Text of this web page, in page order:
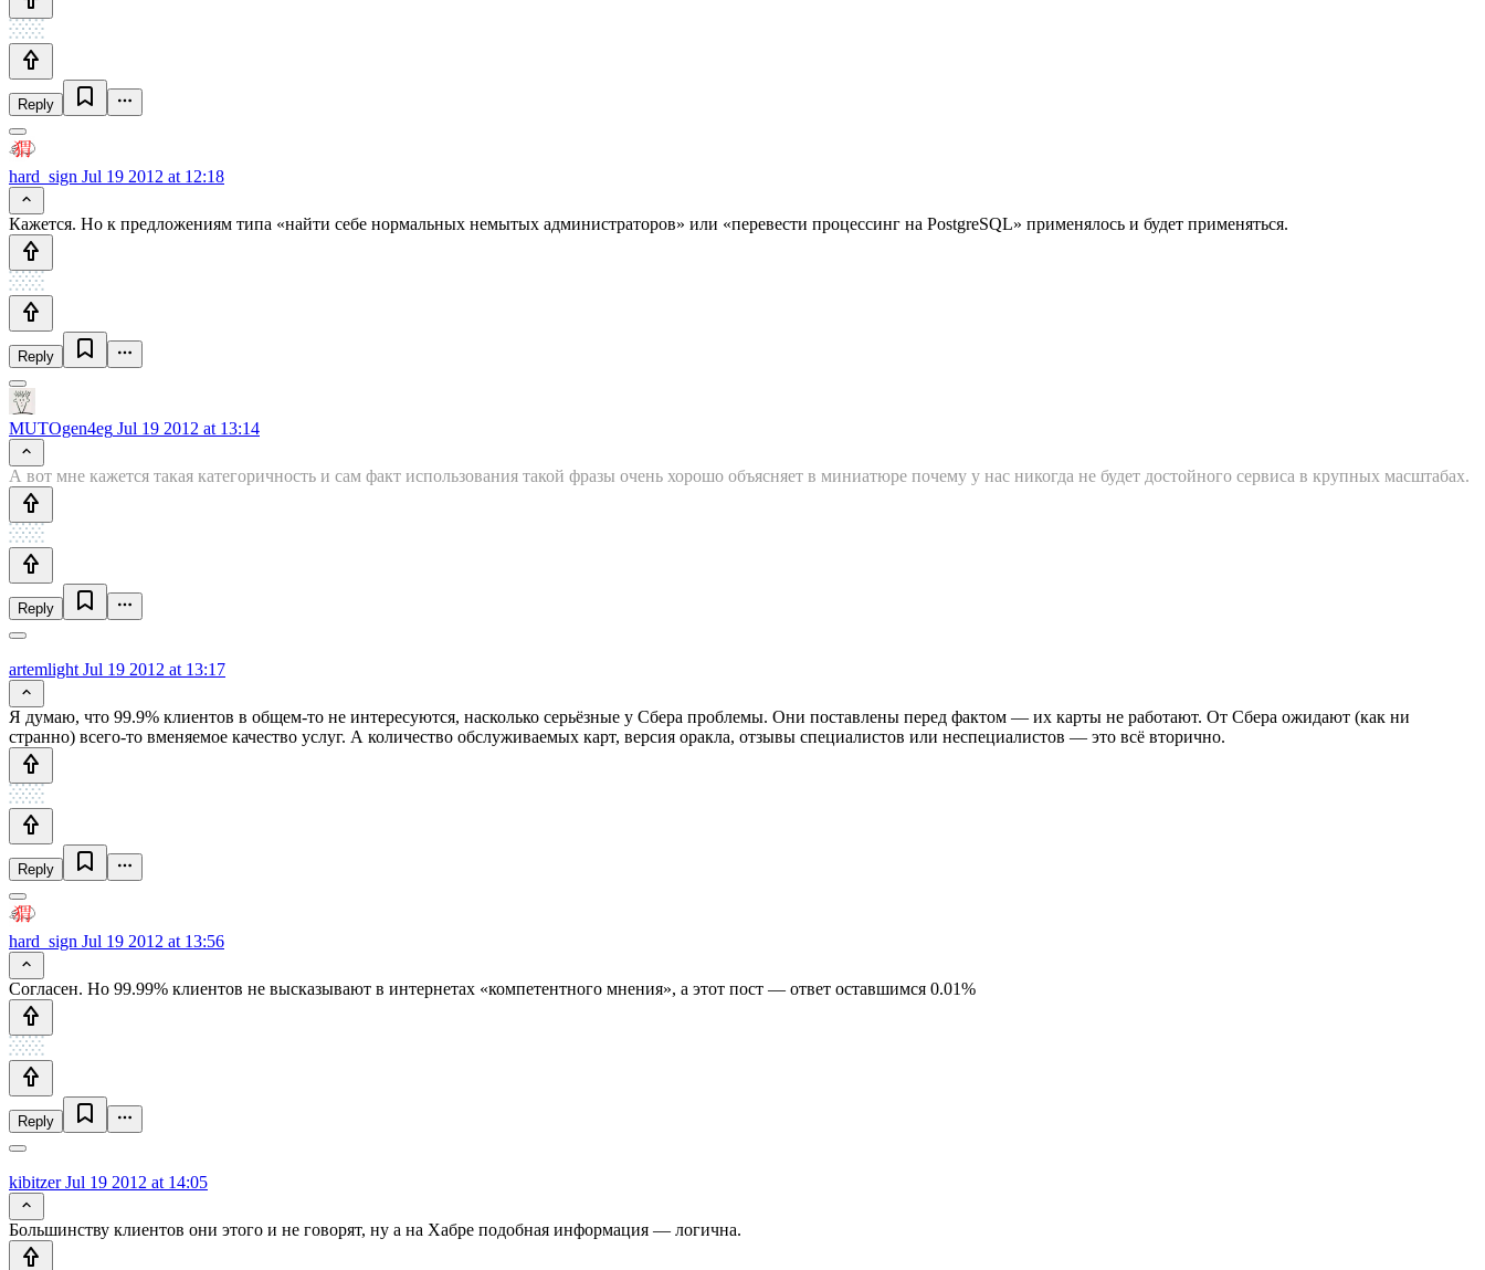
Reply
hard_sign Jul 19 2012 at 12:18
Кажется. Но к предложениям типа «найти себе нормальных немытых администраторов» или «перевести процессинг на PostgreSQL» применялось и будет применяться.
Reply
MUTOgen4eg Jul 19 2012 at 13:14
А вот мне кажется такая категоричность и сам факт использования такой фразы очень хорошо объясняет в миниатюре почему у нас никогда не будет достойного сервиса в крупных масштабах.
Reply
artemlight Jul 19 2012 at 13:17
Я думаю, что 99.9% клиентов в общем-то не интересуются, насколько серьёзные у Сбера проблемы. Они поставлены перед фактом — их карты не работают. От Сбера ожидают (как ни
странно) всего-то вменяемое качество услуг. А количество обслуживаемых карт, версия оракла, отзывы специалистов или неспециалистов — это всё вторично.
Reply
hard_sign Jul 19 2012 at 13:56
Согласен. Но 99.99% клиентов не высказывают в интернетах «компетентного мнения», а этот пост — ответ оставшимся 0.01%
Reply
kibitzerJul 19 2012 at 14:05
Большинству клиентов они этого и не говорят, ну а на Хабре подобная информация — логична.